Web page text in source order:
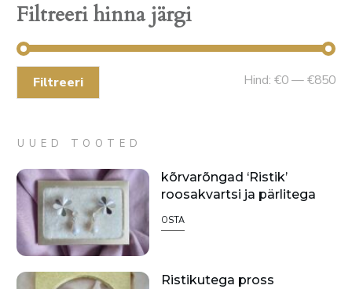
Filtreeri hinna järgi
Filtreeri Hind: €0—€850
UUED TOOTED
kõrvarõngad ‘Ristik’
roosakvartsi ja pärlitega
OSTA
Ristikutega pross